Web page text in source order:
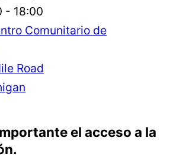
- 18:00
Comunitario de
Road
el acceso a la